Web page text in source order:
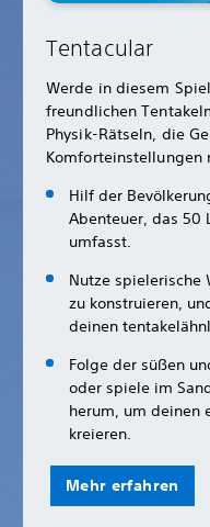
Tentacular
Werde in diesem
freundlichen
Physik-Rätseln, die
Komforteinstellungen
Hilf der
Abenteuer, das 50
umfasst.
Nutze spielerische
zu konstruieren,
deinen
Folge der süßen
oder spiele im
herum, um deinen
kreieren.
Mehr erfahren